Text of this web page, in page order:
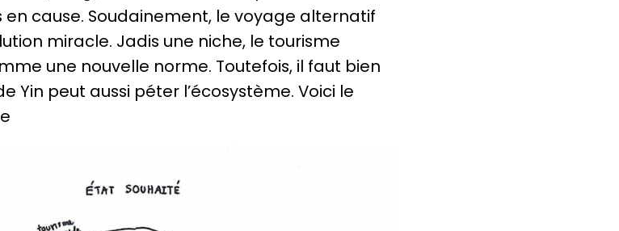
cause. Soudainement, le voyage alternatif
miracle. Jadis une niche, le tourisme
une nouvelle norme. Toutefois, il faut bien
Yin peut aussi péter l’écosystème. Voici le